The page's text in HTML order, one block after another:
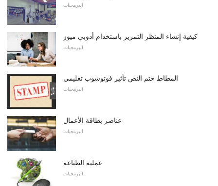
البرمجيات
كيفية إنشاء المنظر التمرير باستخدام أدوبي ميوز
البرمجيات
المطاط ختم النص تأثير فوتوشوب تعليمي
البرمجيات
عناصر بطاقة الأعمال
البرمجيات
عملية الطباعة
البرمجيات